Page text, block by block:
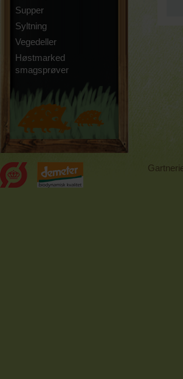
Supper
Syltning
Vegedeller
Høstmarked
smagsprøver